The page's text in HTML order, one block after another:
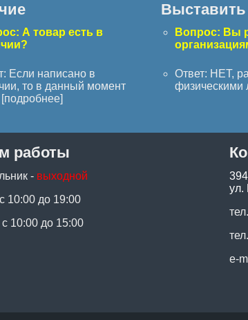
А товар есть в
Если написано в
то в данный момент
подробнее]
Выставить
Вопрос: Вы
Ответ: НЕТ,
физическими
работы
- выходной
10:00 до 19:00
10:00 до 15:00
ул.
e-